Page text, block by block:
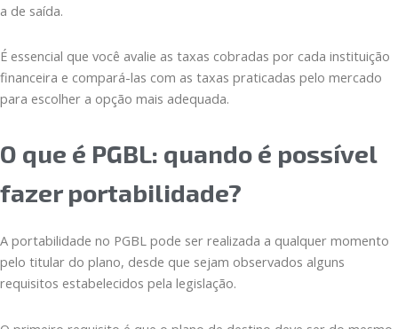
a de saída.
É essencial que você avalie as taxas cobradas por cada instituição
financeira e compará-las com as taxas praticadas pelo mercado
para escolher a opção mais adequada.
O que é PGBL: quando é possível
fazer portabilidade?
A portabilidade no PGBL pode ser realizada a qualquer momento
pelo titular do plano, desde que sejam observados alguns
requisitos estabelecidos pela legislação.